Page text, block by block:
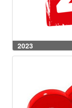
2023